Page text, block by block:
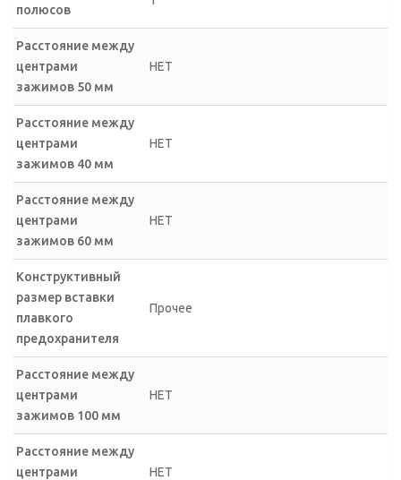
полюсов
Расстояние между
центрами
зажимов 50 мм
НЕТ
Расстояние между
центрами
зажимов 40 мм
НЕТ
Расстояние между
центрами
зажимов 60 мм
НЕТ
Конструктивный
размер вставки
плавкого
предохранителя
Прочее
Расстояние между
центрами
зажимов 100 мм
НЕТ
Расстояние между
центрами
НЕТ